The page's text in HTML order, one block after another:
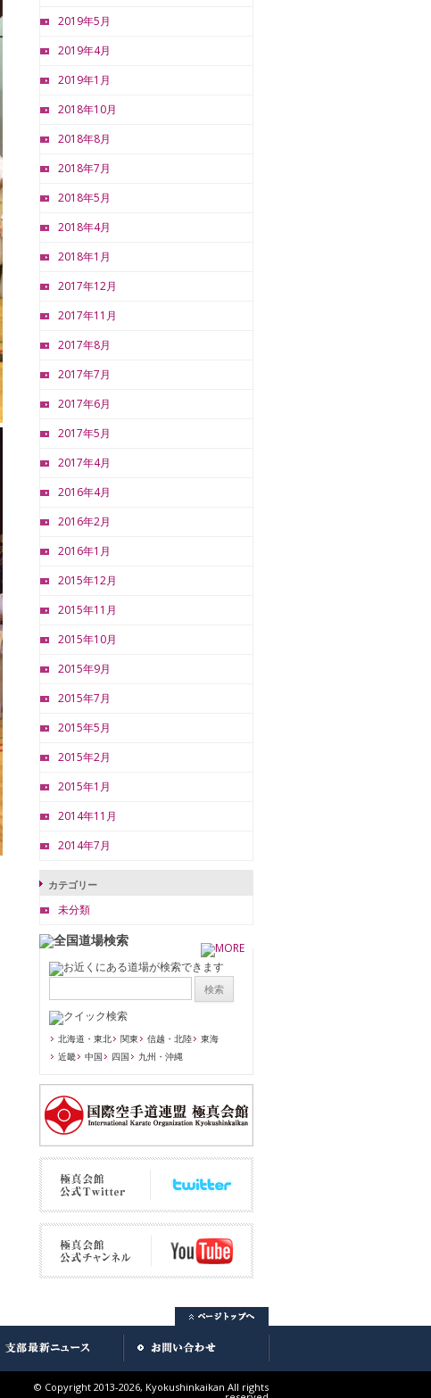
2019年5月
2019年4月
2019年1月
2018年10月
2018年8月
2018年7月
2018年5月
2018年4月
2018年1月
2017年12月
2017年11月
2017年8月
2017年7月
2017年6月
2017年5月
2017年4月
2016年4月
2016年2月
2016年1月
2015年12月
2015年11月
2015年10月
2015年9月
2015年7月
2015年5月
2015年2月
2015年1月
2014年11月
2014年7月
カテゴリー
未分類
北海道・東北 関東 信越・北陸
東海
近畿
中国 四国 九州・沖縄
© Copyright 2013-2026, Kyokushinkaikan All rights